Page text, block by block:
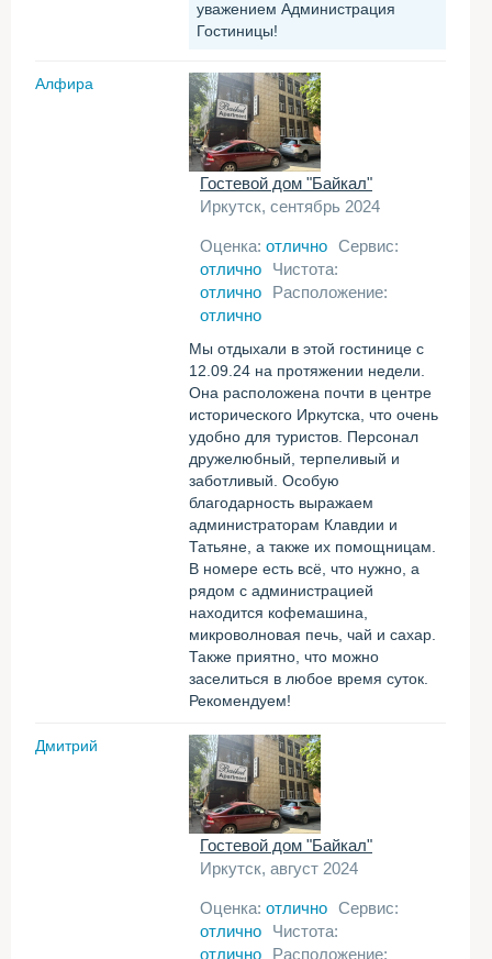
уважением Администрация
Гостиницы!
Алфира
Гостевой дом "Байкал"
Иркутск, сентябрь 2024
Оценка: отлично Сервис:
отлично
Чистота:
отлично
Расположение:
отлично
Мы отдыхали в этой гостинице с
12.09.24 на протяжении недели.
Она расположена почти в центре
исторического Иркутска, что очень
удобно для туристов. Персонал
дружелюбный, терпеливый и
заботливый. Особую
благодарность выражаем
администраторам Клавдии и
Татьяне, а также их помощницам.
В номере есть всё, что нужно, а
рядом с администрацией
находится кофемашина,
микроволновая печь, чай и сахар.
Также приятно, что можно
заселиться в любое время суток.
Рекомендуем!
Дмитрий
Гостевой дом "Байкал"
Иркутск, август 2024
Оценка: отлично Сервис:
отлично
Чистота:
отлично
Расположение: